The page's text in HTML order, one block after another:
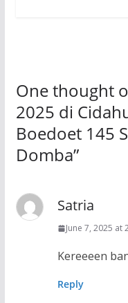
One thought
2025 di
Boedoet 145
Domba”
Satria
June 7, 2025 at
Kereeeen
Reply